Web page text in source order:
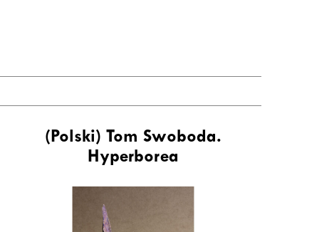
(Polski) Tom Swoboda.
Hyperborea